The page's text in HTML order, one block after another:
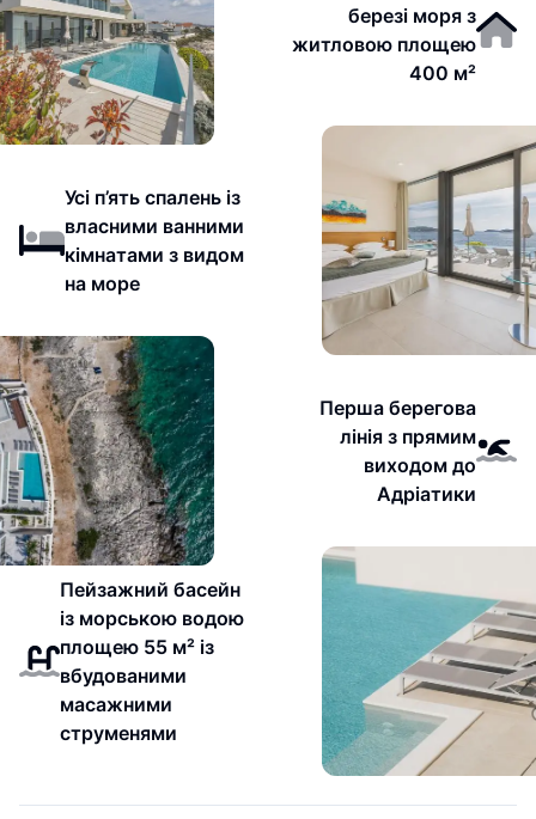
березі моря з
житловою площею
400 м²
Усі п’ять спалень із
власними ванними
кімнатами з видом
на море
Перша берегова
лінія з прямим
виходом до
Адріатики
Пейзажний басейн
із морською водою
площею 55 м² із
вбудованими
масажними
струменями